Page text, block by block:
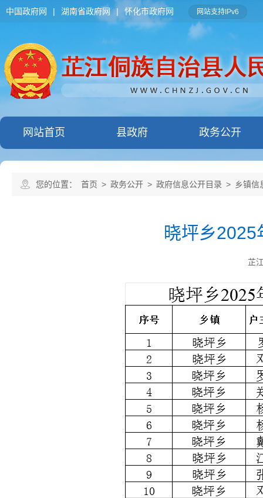
中国政府网 | 湖南省政府网 | 怀化市政府网 网站支持IPv6
网站首页 县政府 政务公开
您的位置： 首页 > 政务公开 > 政府信息公开目录 > 乡镇信
晓坪乡
芷